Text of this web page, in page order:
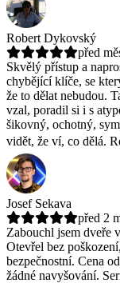
Robert Dykovský
před
Skvělý přístup a
chybějící klíče, se
že to dělat nebudou.
vzal, poradil si i s
šikovný, ochotný,
vidět, že ví, co dělá.
Josef Sekava
před 2
Zabouchl jsem dveře
Otevřel bez
bezpečnostní. Cena
žádné navyšování.